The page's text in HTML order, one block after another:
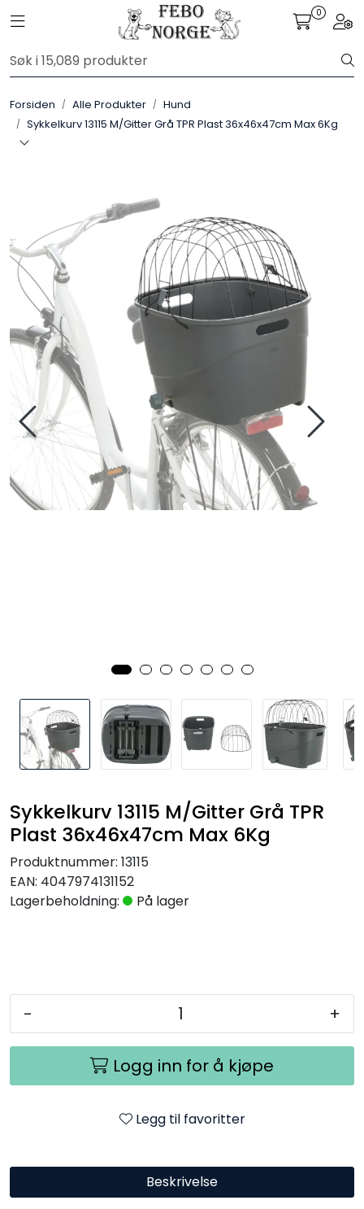
Skip to main content
Toggle navigation 0
Forsiden Alle Produkter
Hund
Sykkelkurv 13115 M/Gitter Grå TPR Plast 36x46x47cm Max 6Kg
Sykkelkurv 13115 M/Gitter Grå TPR
Plast 36x46x47cm Max 6Kg
Produktnummer: 13115
EAN: 4047974131152
Lagerbeholdning:
På lager
- +
Logg inn for å kjøpe
Legg til favoritter
Beskrivelse
Alle Produkter
Leverandører
Forhandlersøk